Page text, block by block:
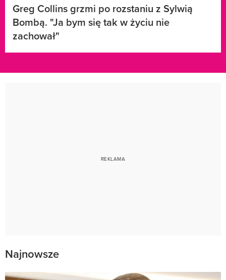
Greg Collins grzmi po rozstaniu z Sylwią
Bombą. "Ja bym się tak w życiu nie
zachował"
Najnowsze